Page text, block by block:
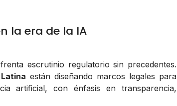
la era de la IA
escrutinio regulatorio sin precedentes.
están diseñando marcos legales para
artificial, con énfasis en transparencia,